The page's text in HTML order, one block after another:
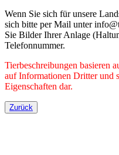
Wenn Sie sich für unsere
sich bitte per Mail unter
Sie Bilder Ihrer Anlage
Telefonnummer.
Tierbeschreibungen basieren
auf Informationen Dritter und
Eigenschaften dar.
Zurück